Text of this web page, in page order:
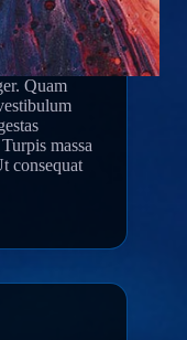
Quam
massa
consequat